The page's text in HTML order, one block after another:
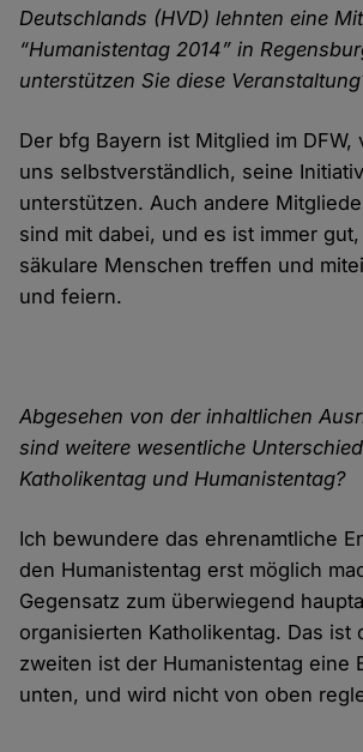
Deutschlands (HVD) lehnten eine
“Humanistentag 2014” in
unterstützen Sie diese
Der bfg Bayern ist Mitglied im DFW,
uns selbstverständlich, seine
unterstützen. Auch andere
sind mit dabei, und es ist immer
säkulare Menschen treffen und
und feiern.
Abgesehen von der inhaltlichen
sind weitere wesentliche
Katholikentag und Humanistentag?
Ich bewundere das ehrenamtliche
den Humanistentag erst möglich
Gegensatz zum überwiegend
organisierten Katholikentag. Das ist
zweiten ist der Humanistentag eine
unten, und wird nicht von oben